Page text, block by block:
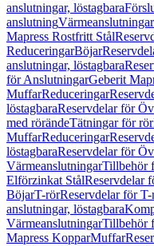
anslutningar, löstagbara
anslutningVärmeanslutningar
Mapress Rostfritt Stål
ReduceringarBöjar
anslutningar, löstagbara
för AnslutningarGeberit
MuffarReduceringar
löstagbaraReservdelar för
med rörändeTätningar för
MuffarReduceringar
löstagbaraReservdelar för
VärmeanslutningarTillbehör
Elförzinkat StålReservdelar
BöjarT-rörReservdelar för
anslutningar, löstagbara
VärmeanslutningarTillbehör
Mapress KopparMuffar